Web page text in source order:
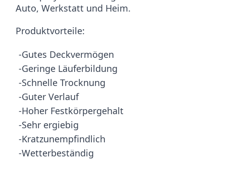
Auto, Werkstatt und Heim.
Produktvorteile:
-Gutes Deckvermögen
-Geringe Läuferbildung
-Schnelle Trocknung
-Guter Verlauf
-Hoher Festkörpergehalt
-Sehr ergiebig
-Kratzunempfindlich
-Wetterbeständig